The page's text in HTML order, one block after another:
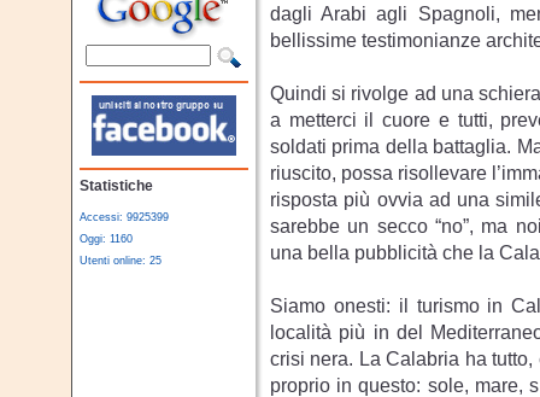
Statistiche
Accessi: 9925399
Oggi: 1160
Utenti online: 25
dagli Arabi agli Spagnoli,
bellissime testimonianze
Quindi si rivolge ad una
a metterci il cuore e tutti,
soldati prima della battaglia.
riuscito, possa risollevare
risposta più ovvia ad una
sarebbe un secco “no”, ma
una bella pubblicità che la
Siamo onesti: il turismo in
località più in del
crisi nera. La Calabria ha
proprio in questo: sole, mare,